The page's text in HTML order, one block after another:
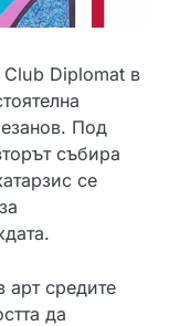
Diplomat в
Под
събира
се
арт средите
да